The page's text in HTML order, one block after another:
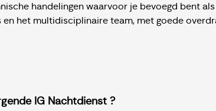
handelingen waarvoor je bevoegd bent als
en het multidisciplinaire team, met goede
IG Nachtdienst ?